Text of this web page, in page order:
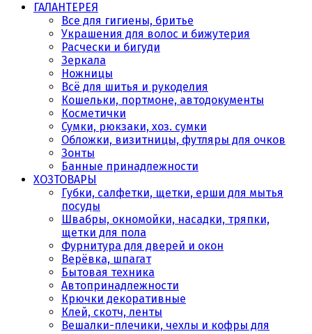
ГАЛАНТЕРЕЯ
Все для гигиены, бритье
Украшения для волос и бижутерия
Расчески и бигуди
Зеркала
Ножницы
Всё для шитья и рукоделия
Кошельки, портмоне, автодокументы
Косметички
Сумки, рюкзаки, хоз. сумки
Обложки, визитницы, футляры для очков
Зонты
Банные принадлежности
ХОЗТОВАРЫ
Губки, салфетки, щетки, ерши для мытья
посуды
Швабры, окномойки, насадки, тряпки,
щетки для пола
Фурнитура для дверей и окон
Верёвка, шпагат
Бытовая техника
Автопринадлежности
Крючки декоративные
Клей, скотч, ленты
Вешалки-плечики, чехлы и кофры для